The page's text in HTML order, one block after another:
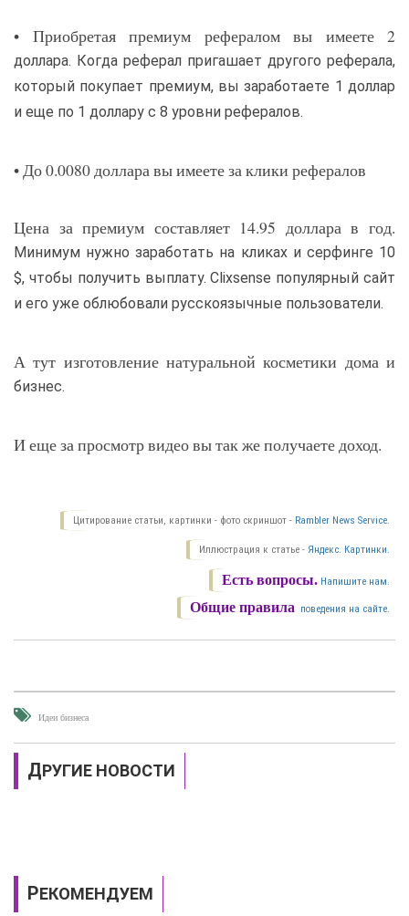
• Приобретая премиум рефералом вы имеете 2
доллара. Когда реферал пригашает другого реферала,
который покупает премиум, вы заработаете 1 доллар
и еще по 1 доллару с 8 уровни рефералов.
• До 0.0080 доллара вы имеете за клики рефералов
Цена за премиум составляет 14.95 доллара в год.
Минимум нужно заработать на кликах и серфинге 10
$, чтобы получить выплату. Clixsense популярный сайт
и его уже облюбовали русскоязычные пользователи.
А тут изготовление натуральной косметики дома и
бизнес.
И еще за просмотр видео вы так же получаете доход.
Цитирование статьи, картинки - фото скриншот - Rambler News Service.
Иллюстрация к статье - Яндекс. Картинки.
Есть вопросы. Напишите нам.
Общие правила поведения на сайте.
Идеи бизнеса
ДРУГИЕ НОВОСТИ
РЕКОМЕНДУЕМ